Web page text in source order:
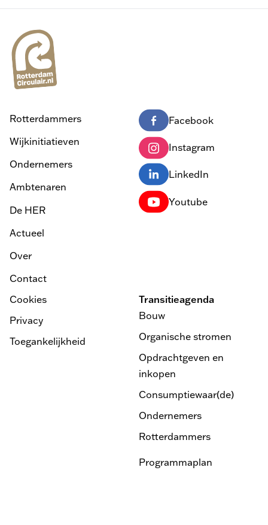
Rotterdammers
Wijkinitiatieven
Ondernemers
Ambtenaren
De HER
Actueel
Over
Contact
Facebook
Instagram
LinkedIn
Youtube
Cookies
Privacy
Toegankelijkheid
Transitieagenda
Bouw
Organische stromen
Opdrachtgeven en
inkopen
Consumptiewaar(de)
Ondernemers
Rotterdammers
Programmaplan